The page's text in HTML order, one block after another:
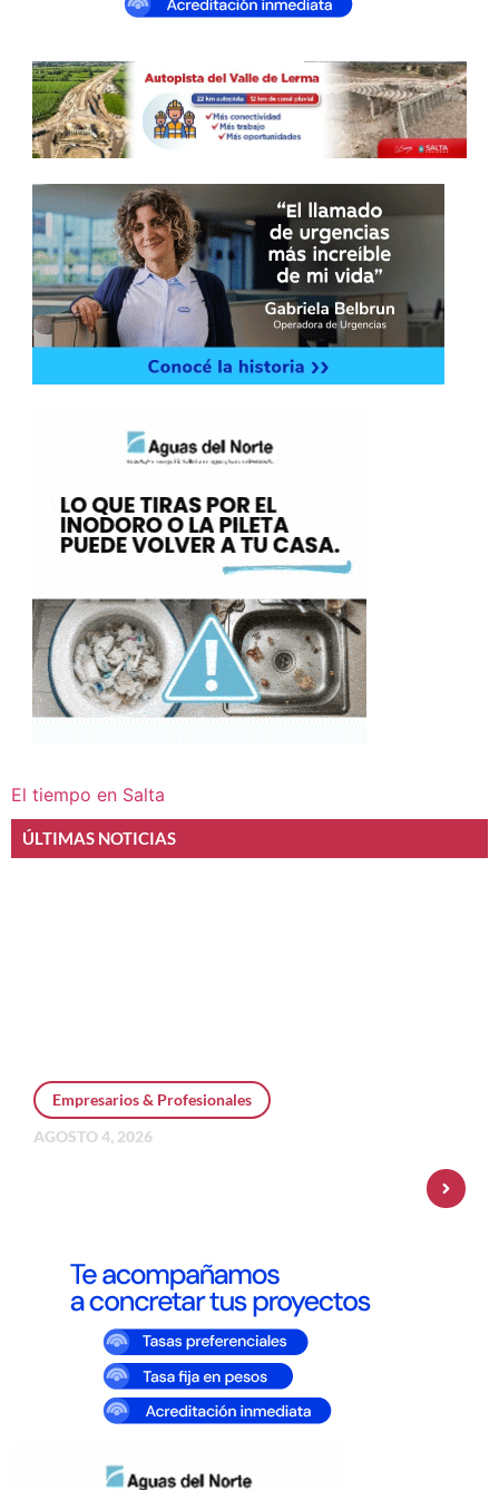
El tiempo en Salta
ÚLTIMAS NOTICIAS
Empresarios & Profesionales
AGOSTO 4, 2026